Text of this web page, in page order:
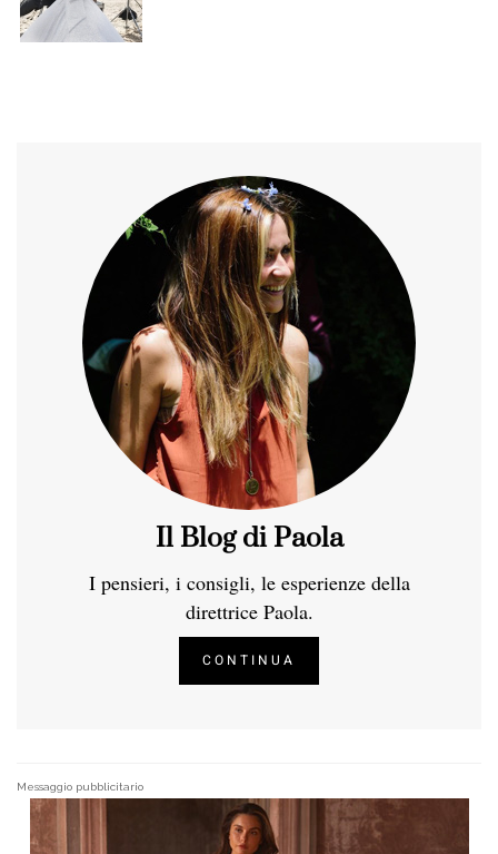
Il Blog di Paola
I pensieri, i consigli, le esperienze della
direttrice Paola.
CONTINUA
Messaggio pubblicitario